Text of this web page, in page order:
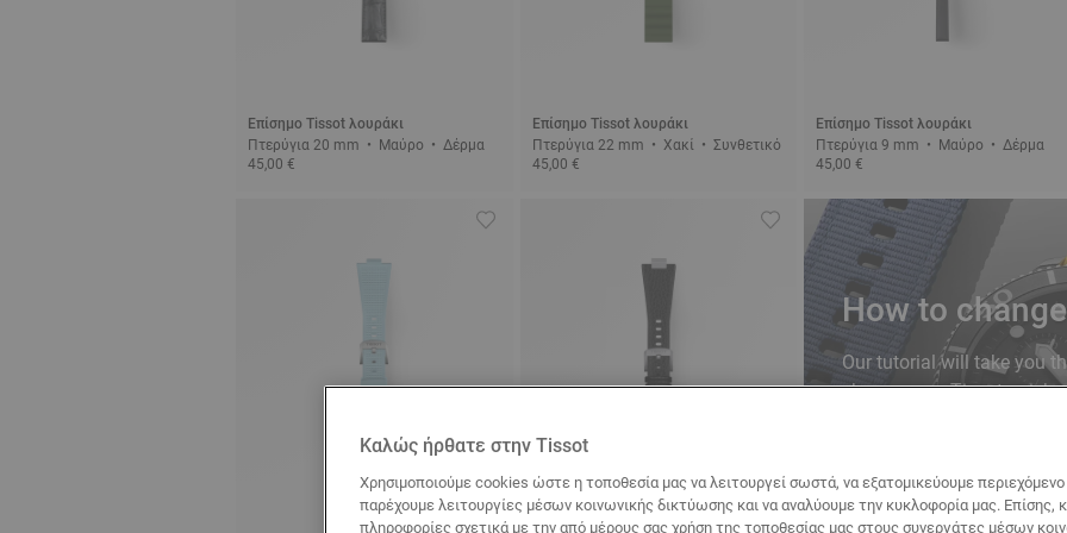
Επίσημο Tissot λουράκι
Πτερύγια 20 mm • Μαύρο • Δέρμα
45,00 €
Επίσημο Tissot λουράκι
Πτερύγια 22 mm • Χακί • Συνθετικό
45,00 €
Επίσημο Tissot λουράκι
Πτερύγια 9 mm • Μαύρο • Δέρμα
45,00 €
How to
Our tutorial will take you
change your Tissot quick
DISCOVER
Καλώς ήρθατε στην Tissot
Χρησιμοποιούμε cookies ώστε η τοποθεσία μας να λειτουργεί σωστά, να εξατομικεύουμε περιεχόμενο
παρέχουμε λειτουργίες μέσων κοινωνικής δικτύωσης και να αναλύουμε την κυκλοφορία μας. Επίσης,
πληροφορίες σχετικά με την από μέρους σας χρήση της τοποθεσίας μας στους συνεργάτες μέσων